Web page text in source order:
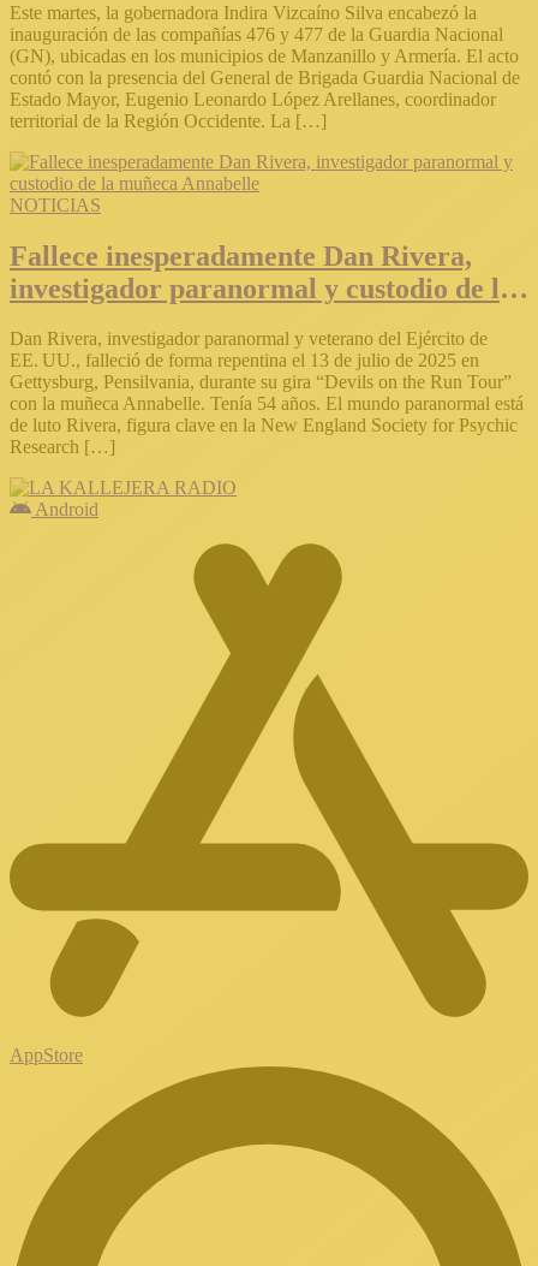
Este martes, la gobernadora Indira Vizcaíno Silva encabezó la
inauguración de las compañías 476 y 477 de la Guardia Nacional
(GN), ubicadas en los municipios de Manzanillo y Armería. El acto
contó con la presencia del General de Brigada Guardia Nacional de
Estado Mayor, Eugenio Leonardo López Arellanes, coordinador
territorial de la Región Occidente. La […]
NOTICIAS
Fallece inesperadamente Dan Rivera,
investigador paranormal y custodio de la
Dan Rivera, investigador paranormal y veterano del Ejército de
EE. UU., falleció de forma repentina el 13 de julio de 2025 en
Gettysburg, Pensilvania, durante su gira “Devils on the Run Tour”
con la muñeca Annabelle. Tenía 54 años. El mundo paranormal está
de luto Rivera, figura clave en la New England Society for Psychic
Research […]
Android
AppStore